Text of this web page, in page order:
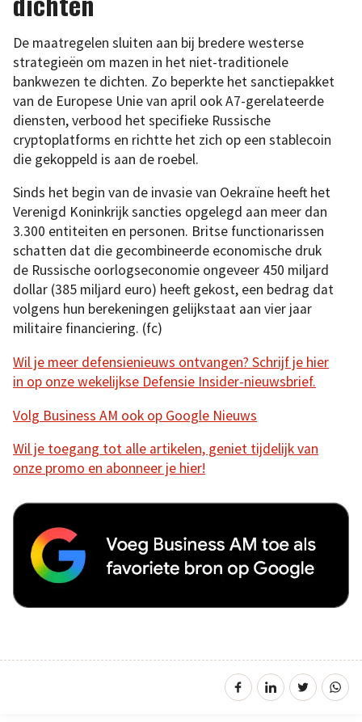
De maatregelen sluiten aan bij bredere westerse
strategieën om mazen in het niet-traditionele
bankwezen te dichten. Zo beperkte het sanctiepakket
van de Europese Unie van april ook A7-gerelateerde
diensten, verbood het specifieke Russische
cryptoplatforms en richtte het zich op een stablecoin
die gekoppeld is aan de roebel.
Sinds het begin van de invasie van Oekraïne heeft het
Verenigd Koninkrijk sancties opgelegd aan meer dan
3.300 entiteiten en personen. Britse functionarissen
schatten dat die gecombineerde economische druk
de Russische oorlogseconomie ongeveer 450 miljard
dollar (385 miljard euro) heeft gekost, een bedrag dat
volgens hun berekeningen gelijkstaat aan vier jaar
militaire financiering. (fc)
Wil je meer defensienieuws ontvangen? Schrijf je hier
in op onze wekelijkse Defensie Insider-nieuwsbrief.
Volg Business AM ook op Google Nieuws
Wil je toegang tot alle artikelen, geniet tijdelijk van
onze promo en abonneer je hier!